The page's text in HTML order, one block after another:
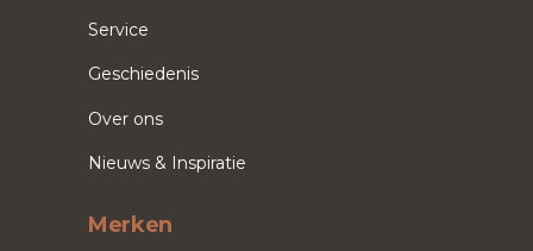
Service
Geschiedenis
Over ons
Nieuws & Inspiratie
Merken